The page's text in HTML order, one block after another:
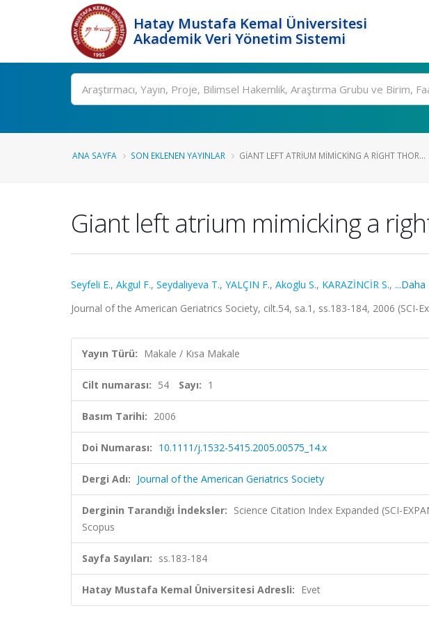
Hatay Mustafa Kemal Üniversitesi
Akademik Veri Yönetim Sistemi
Ara
ANA SAYFA SON EKLENEN YAYINLAR GIANT LEFT ATRIUM MIMICKING A RIGHT THOR...
Giant left atrium mimicking a
Seyfeli E., Akgul F., Seydaliyeva T., YALÇIN F., Akoglu S., KARAZİNCİR S., ...Daha
Journal of the American Geriatrics Society, cilt.54, sa.1, ss.183-184, 2006 (SCI-
Yayın Türü: Makale / Kısa Makale
Cilt numarası: 54 Sayı: 1
Basım Tarihi: 2006
Doi Numarası: 10.1111/j.1532-5415.2005.00575_14.x
Dergi Adı: Journal of the American Geriatrics Society
Derginin Tarandığı İndeksler: Science Citation Index Expanded (SCI-
Scopus
Sayfa Sayıları: ss.183-184
Hatay Mustafa Kemal Üniversitesi Adresli: Evet